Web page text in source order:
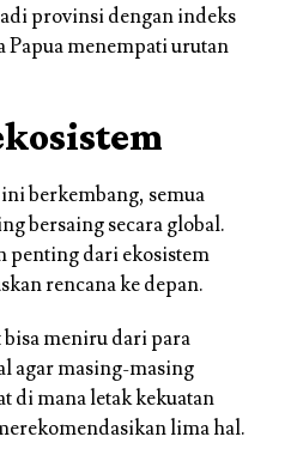
provinsi dengan indeks
menempati urutan
berkembang, semua
bersaing secara global.
penting dari ekosistem
rencana ke depan.
meniru dari para
agar masing-masing
di mana letak kekuatan
lima hal.